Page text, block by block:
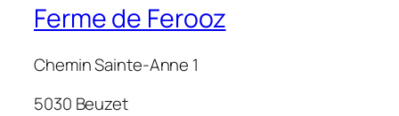
Ferme de Ferooz
Chemin Sainte-Anne 1
5030 Beuzet